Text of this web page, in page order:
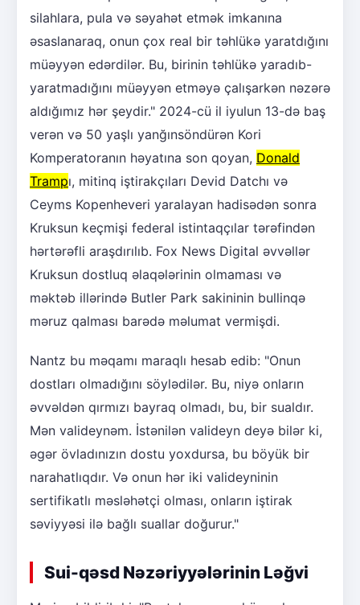
silahlara, pula və səyahət etmək imkanına
əsaslanaraq, onun çox real bir təhlükə yaratdığını
müəyyən edərdilər. Bu, birinin təhlükə yaradıb-
yaratmadığını müəyyən etməyə çalışarkən nəzərə
aldığımız hər şeydir." 2024-cü il iyulun 13-də baş
verən və 50 yaşlı yanğınsöndürən Kori
Komperatoranın həyatına son qoyan, Donald
Trampı, mitinq iştirakçıları Devid Datchı və
Ceyms Kopenheveri yaralayan hadisədən sonra
Kruksun keçmişi federal istintaqçılar tərəfindən
hərtərəfli araşdırılıb. Fox News Digital əvvəllər
Kruksun dostluq əlaqələrinin olmaması və
məktəb illərində Butler Park sakininin bullinqə
məruz qalması barədə məlumat vermişdi.
Nantz bu məqamı maraqlı hesab edib: "Onun
dostları olmadığını söylədilər. Bu, niyə onların
əvvəldən qırmızı bayraq olmadı, bu, bir sualdır.
Mən valideynəm. İstənilən valideyn deyə bilər ki,
əgər övladınızın dostu yoxdursa, bu böyük bir
narahatlıqdır. Və onun hər iki valideyninin
sertifikatlı məsləhətçi olması, onların iştirak
səviyyəsi ilə bağlı suallar doğurur."
Sui-qəsd Nəzəriyyələrinin Ləğvi